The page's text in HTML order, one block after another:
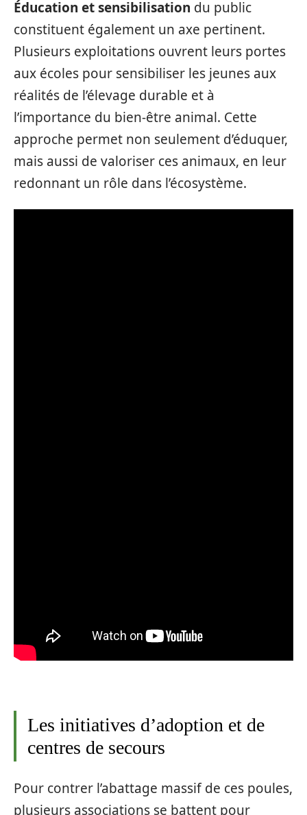
Éducation et sensibilisation du public
constituent également un axe pertinent.
Plusieurs exploitations ouvrent leurs portes
aux écoles pour sensibiliser les jeunes aux
réalités de l’élevage durable et à
l’importance du bien-être animal. Cette
approche permet non seulement d’éduquer,
mais aussi de valoriser ces animaux, en leur
redonnant un rôle dans l’écosystème.
Les initiatives d’adoption et de
centres de secours
Pour contrer l’abattage massif de ces poules,
plusieurs associations se battent pour